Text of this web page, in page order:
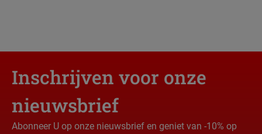
Inschrijven voor onze
nieuwsbrief
Abonneer U op onze nieuwsbrief en geniet van -10% op